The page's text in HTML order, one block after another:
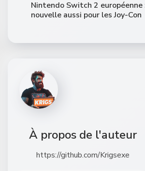
Nintendo Switch 2 européenne
nouvelle aussi pour les Joy-Con
À propos de l'auteur
https://github.com/Krigsexe